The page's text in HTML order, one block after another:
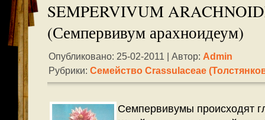
SEMPERVIVUM
(Семпервивум арахноидеум)
Опубликовано: 25-02-2011 | Автор: Admin
Рубрики: Семейство Crassulaceae
Семпервивумы происходят